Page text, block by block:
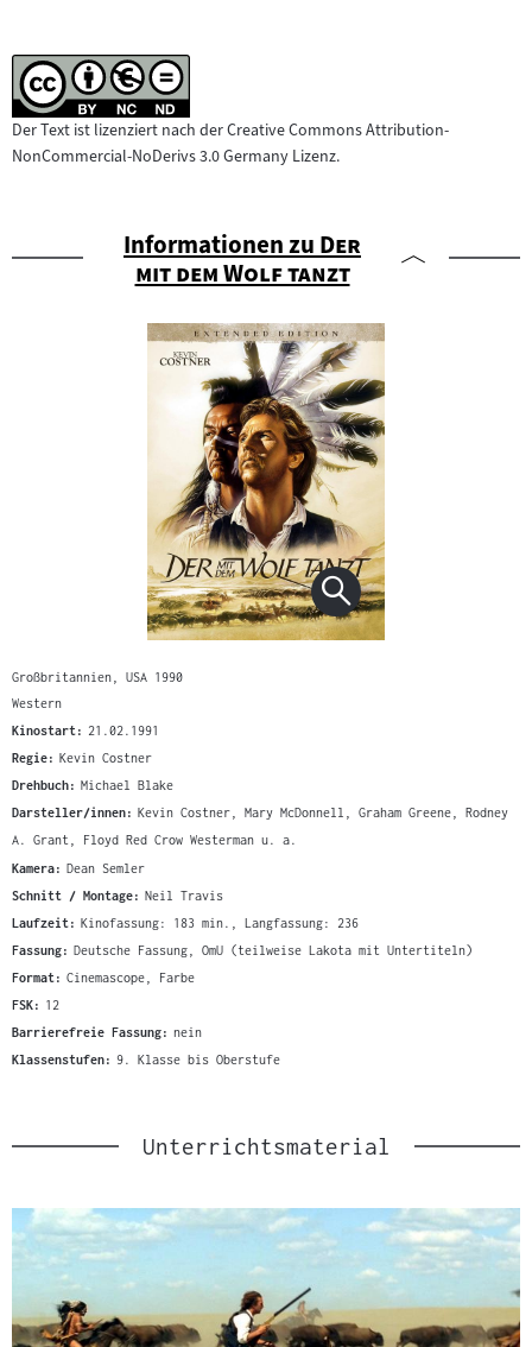
Der Text ist lizenziert nach der Creative Commons Attribution-
NonCommercial-NoDerivs 3.0 Germany Lizenz.
Informationen zu "
Der
mit dem Wolf tanzt"
Großbritannien, USA 1990
Western
Kinostart: 21.02.1991
Regie: Kevin Costner
Drehbuch: Michael Blake
Darsteller/innen: Kevin Costner, Mary McDonnell, Graham Greene, Rodney
A. Grant, Floyd Red Crow Westerman u. a.
Kamera: Dean Semler
Schnitt / Montage: Neil Travis
Laufzeit: Kinofassung: 183 min., Langfassung: 236
Fassung: Deutsche Fassung, OmU (teilweise Lakota mit Untertiteln)
Format: Cinemascope, Farbe
FSK: 12
Barrierefreie Fassung: nein
Klassenstufen: 9. Klasse bis Oberstufe
Unterrichtsmaterial